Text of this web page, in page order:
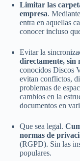
Limitar las
empresa.
entra en aquellas
conocer incluso
Evitar la
directamente, sin
conocidos Discos
evitan conflictos,
problemas de
cambios en la
documentos en
Que sea legal.
normas de
(RGPD). Sin las
populares.